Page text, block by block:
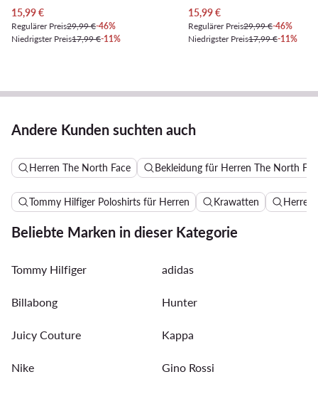
Aktueller Preis
15,99€
Regulärer Preis29,99 €-46%
Niedrigster Preis17,99 €-11%
Aktueller Preis
15,99€
Regulärer Preis29,99 €-46%
Niedrigster Preis17,99 €-11%
Andere Kunden suchten auch
Herren The North Face Bekleidung für Herren The North
Tommy Hilfiger Poloshirts für Herren Krawatten
Beliebte Marken in dieser Kategorie
Tommy Hilfiger adidas
Billabong Hunter
Juicy Couture Kappa
Nike Gino Rossi